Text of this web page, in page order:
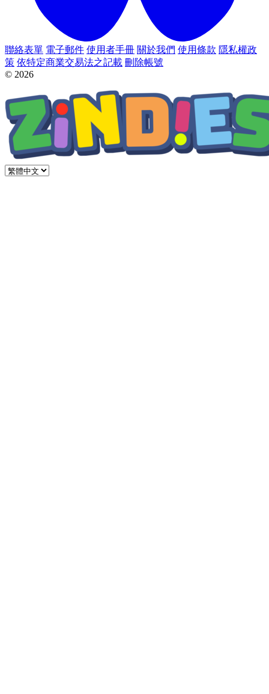
聯絡表單 電子郵件 使用者手冊 關於我們 使用條款 隱私權政
策 依特定商業交易法之記載 刪除帳號
© 2026